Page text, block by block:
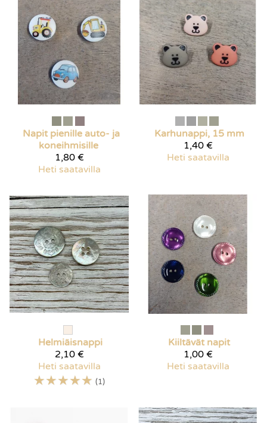
Napit pienille auto- ja
koneihmisille
1,80 €
Heti saatavilla
Karhunappi, 15 mm
1,40 €
Heti saatavilla
Helmiäisnappi
2,10 €
Heti saatavilla
☆☆☆☆☆ (1)
Kiiltävät napit
1,00 €
Heti saatavilla